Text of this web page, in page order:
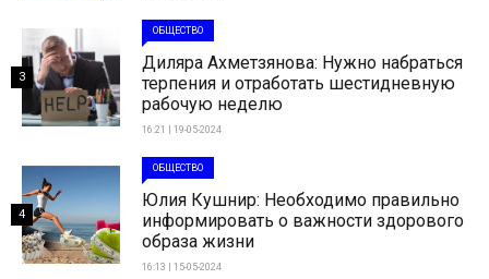
ОБЩЕСТВО
Диляра Ахметзянова: Нужно набраться
терпения и отработать шестидневную
рабочую неделю
16:21 | 19-05-2024
3
ОБЩЕСТВО
Юлия Кушнир: Необходимо правильно
информировать о важности здорового
образа жизни
16:13 | 15-05-2024
4